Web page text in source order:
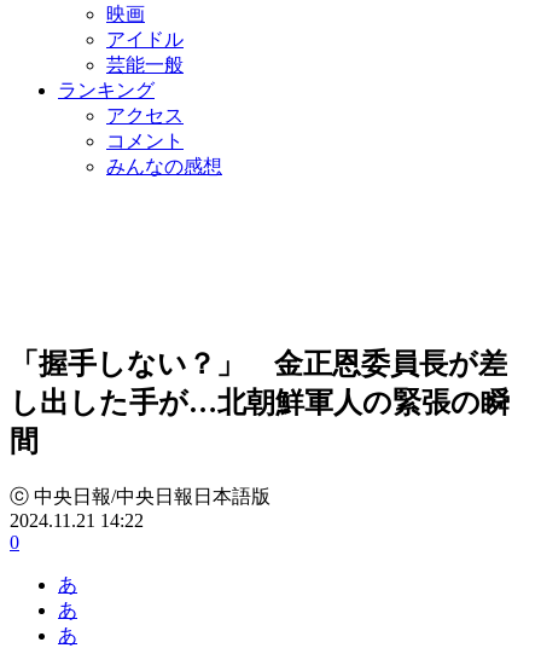
映画
アイドル
芸能一般
ランキング
アクセス
コメント
みんなの感想
「握手しない？」 金正恩委員長が差
し出した手が…北朝鮮軍人の緊張の瞬
間
ⓒ 中央日報/中央日報日本語版
2024.11.21 14:22
0
あ
あ
あ